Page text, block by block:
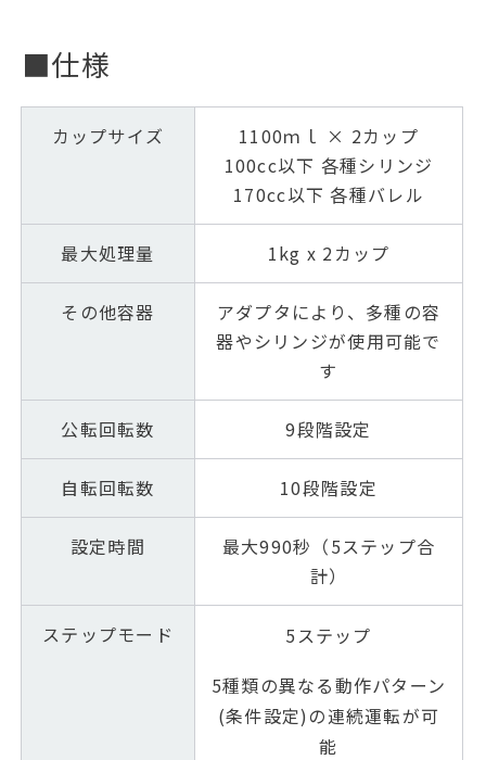
■仕様
カップサイズ
1100ｍｌ × 2カップ
100cc以下 各種シリンジ
170cc以下 各種バレル
最大処理量 1kg x 2カップ
その他容器
アダプタにより、多種の容
器やシリンジが使用可能で
す
公転回転数 9段階設定
自転回転数 10段階設定
設定時間
最大990秒（5ステップ合
計）
ステップモード
5ステップ
5種類の異なる動作パターン
(条件設定)の連続運転が可
能